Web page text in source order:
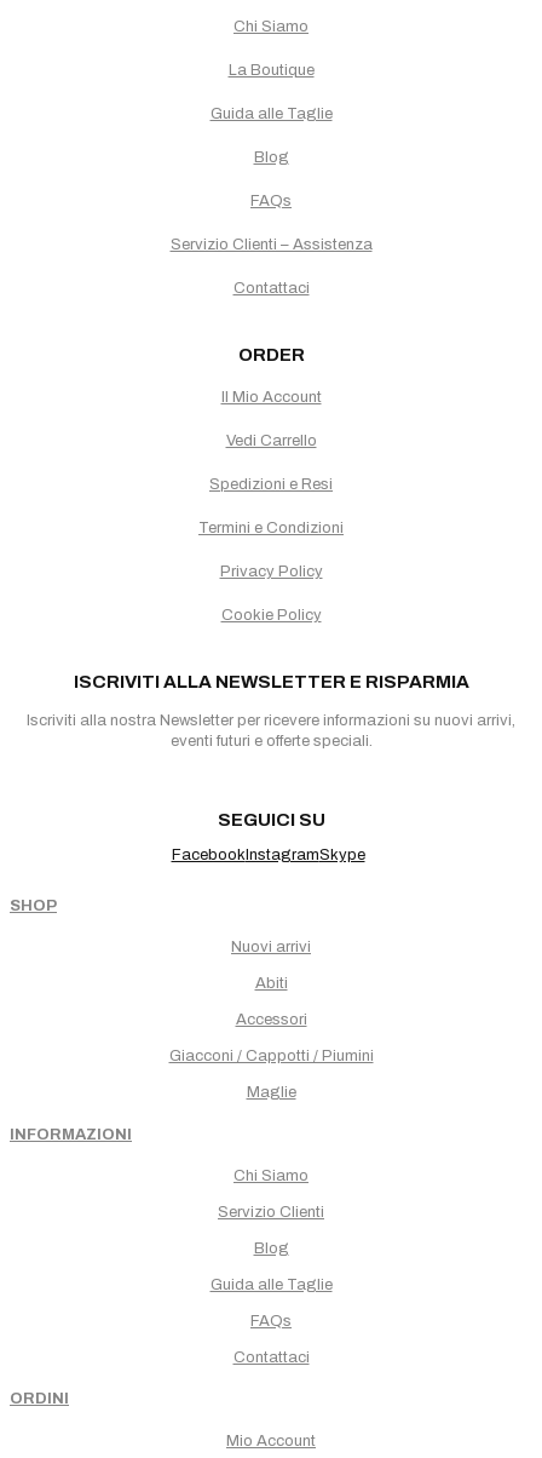
Chi Siamo
La Boutique
Guida alle Taglie
Blog
FAQs
Servizio Clienti – Assistenza
Contattaci
ORDER
Il Mio Account
Vedi Carrello
Spedizioni e Resi
Termini e Condizioni
Privacy Policy
Cookie Policy
ISCRIVITI ALLA NEWSLETTER E RISPARMIA
Iscriviti alla nostra Newsletter per ricevere informazioni su nuovi arrivi,
eventi futuri e offerte speciali.
SEGUICI SU
FacebookInstagramSkype
SHOP
Nuovi arrivi
Abiti
Accessori
Giacconi / Cappotti / Piumini
Maglie
INFORMAZIONI
Chi Siamo
Servizio Clienti
Blog
Guida alle Taglie
FAQs
Contattaci
ORDINI
Mio Account